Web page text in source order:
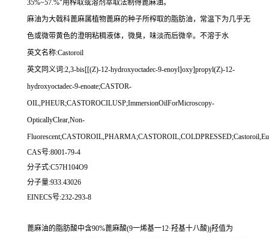
35%~57.%"用榨取或溶剂萃取法制得蓖麻油。
麻油为大戟科蓖麻属植物蓖麻的种子所榨取的脂肪油，常温下为几乎无
色或微带黄色的澄明粘稠液体，微臭，味淡而后微辛。不溶于水
英文名称:Castoroil
英文同义词:2,3-bis[[(Z)-12-hydroxyoctadec-9-enoyl]oxy]propyl(Z)-12-
hydroxyoctadec-9-enoate;CASTOR-
OIL,PHEUR;CASTOROCILUSP;ImmersionOilForMicroscopy-
OpticallyClear,Non-
CAS号:8001-79-4
分子式:C57H104O9
分子量:933.43026
EINECS号:232-293-8
蓖麻油的脂肪酸中含90%蓖麻酸(9一烯基一12·羟基十八酸)j羟值为